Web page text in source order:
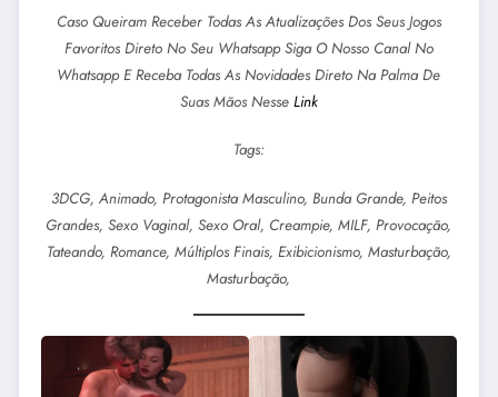
Caso Queiram Receber Todas As Atualizações Dos Seus Jogos
Favoritos Direto No Seu Whatsapp Siga O Nosso Canal No
Whatsapp E Receba Todas As Novidades Direto Na Palma De
Suas Mãos Nesse Link
Tags:
3DCG, Animado, Protagonista Masculino, Bunda Grande, Peitos
Grandes, Sexo Vaginal, Sexo Oral, Creampie, MILF, Provocação,
Tateando, Romance, Múltiplos Finais, Exibicionismo, Masturbação,
Masturbação,